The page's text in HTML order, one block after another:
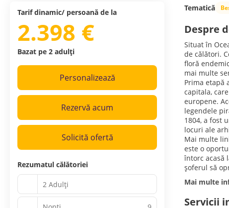
Tematică
Despre
Situat în
de călători.
floră
mai multe
Prima etapă
capitala,
europene.
legendele
1804, a fost
locuri ale
Mai multe
este o
întorc acasă
șoferul să
Mai multe
Servicii
Tarif dinamic/ persoană de la
2.398 €
Bazat pe 2 adulți
Personalizează
Rezervă acum
Solicită ofertă
Rezumatul călătoriei
2 Adulți